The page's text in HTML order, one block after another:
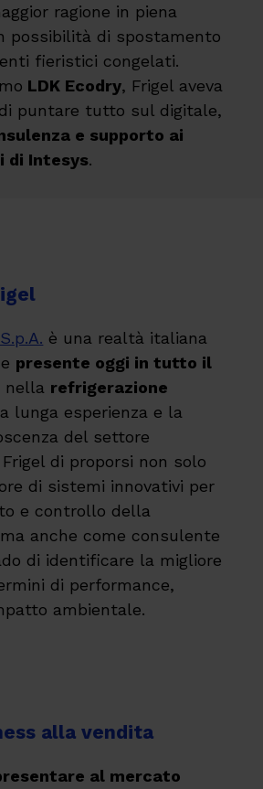
ragione in piena
possibilità di spostamento
fieristici congelati.
LDK Ecodry, Frigel aveva
puntare tutto sul digitale,
e supporto ai
di Intesys.
è una realtà italiana
presente oggi in tutto il
nella refrigerazione
lunga esperienza e la
del settore
di proporsi non solo
di sistemi innovativi per
e controllo della
anche come consulente
di identificare la migliore
di performance,
ambientale.
alla vendita
al mercato